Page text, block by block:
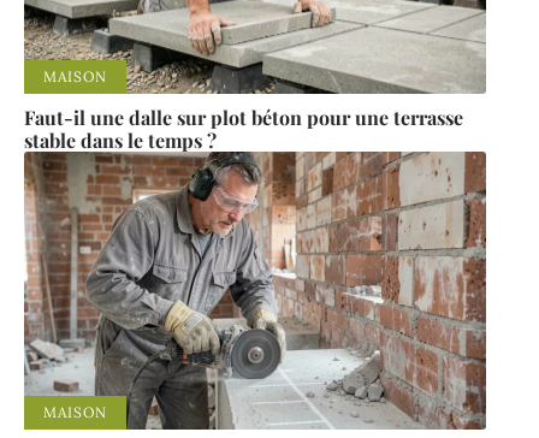
MAISON
Faut-il une dalle sur plot béton pour une terrasse
stable dans le temps ?
MAISON